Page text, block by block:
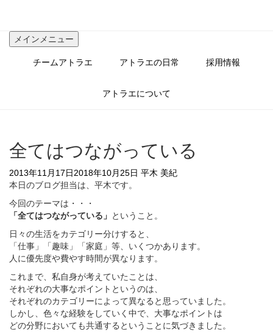
メインメニュー
チームアトラエ アトラエの日常 採用情報
アトラエについて
全てはつながっている
2013年11月17日2018年10月25日 平木 美紀
本日のブログ担当は、平木です。
今回のテーマは・・・
「全てはつながっている」 ということ。
日々の生活をカテゴリー分けすると、
「仕事」「趣味」「家庭」等、いくつかあります。
人に優先度や費やす時間が異なります。
これまで、私自身が考えていたことは、
それぞれの大事なポイントというのは、
それぞれのカテゴリーによって異なると思っていました。
しかし、色々な経験をしていく中で、大事なポイントは
どの分野においても共通するということに気づきました。